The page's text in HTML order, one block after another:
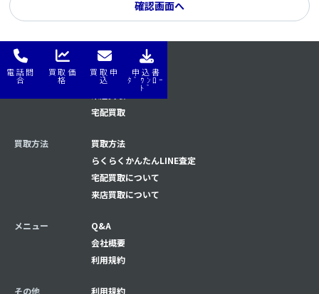
電話問
合
買取価
格
買取申
込
申込書
ﾀﾞｳﾝﾛｰ
ﾄﾞ
はじめてナビ
はじめてナビ
宅配買取
買取方法
買取方法
らくらくかんたんLINE査定
宅配買取について
来店買取について
メニュー
Q&A
会社概要
利用規約
その他
利用規約